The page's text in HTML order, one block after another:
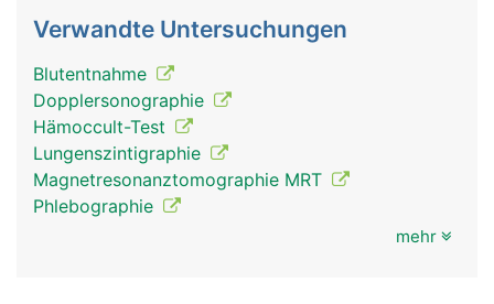
Verwandte Untersuchungen
Blutentnahme
Dopplersonographie
Hämoccult-Test
Lungenszintigraphie
Magnetresonanztomographie MRT
Phlebographie
mehr